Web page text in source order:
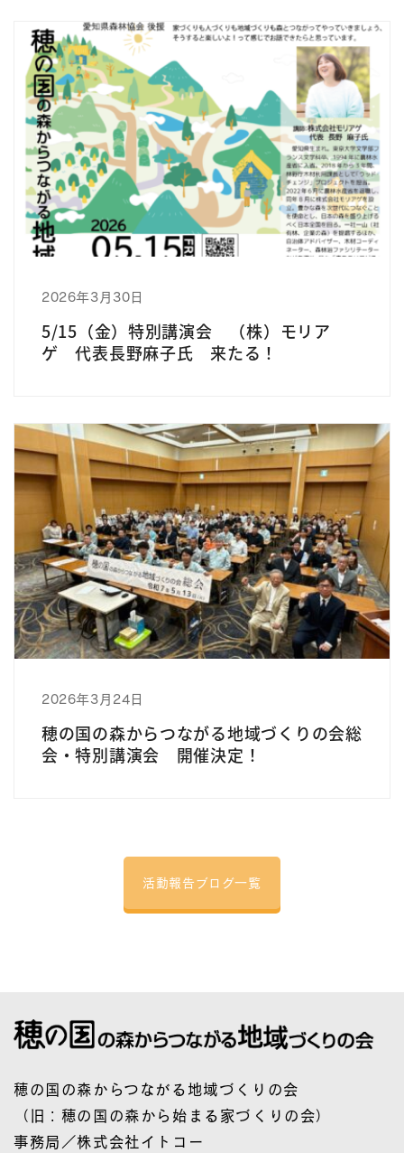
2026年3月30日
5/15（金）特別講演会 （株）モリア
ゲ 代表長野麻子氏 来たる！
2026年3月24日
穂の国の森からつながる地域づくりの会総
会・特別講演会 開催決定！
活動報告ブログ一覧
穂の国の森からつながる地域づくりの会
（旧：穂の国の森から始まる家づくりの会）
事務局／株式会社イトコー